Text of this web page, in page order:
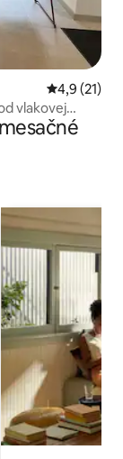
Priemerné
4,9 (21)
vlakovej